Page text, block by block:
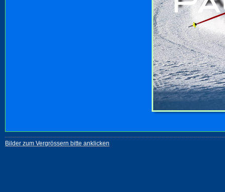
Bilder zum Vergrössern bitte anklicken